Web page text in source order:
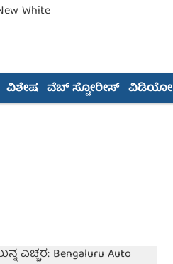
ವಿಶೇಷ ವೆಬ್ ಸ್ಟೋರೀಸ್ ವಿಡಿಯೋ